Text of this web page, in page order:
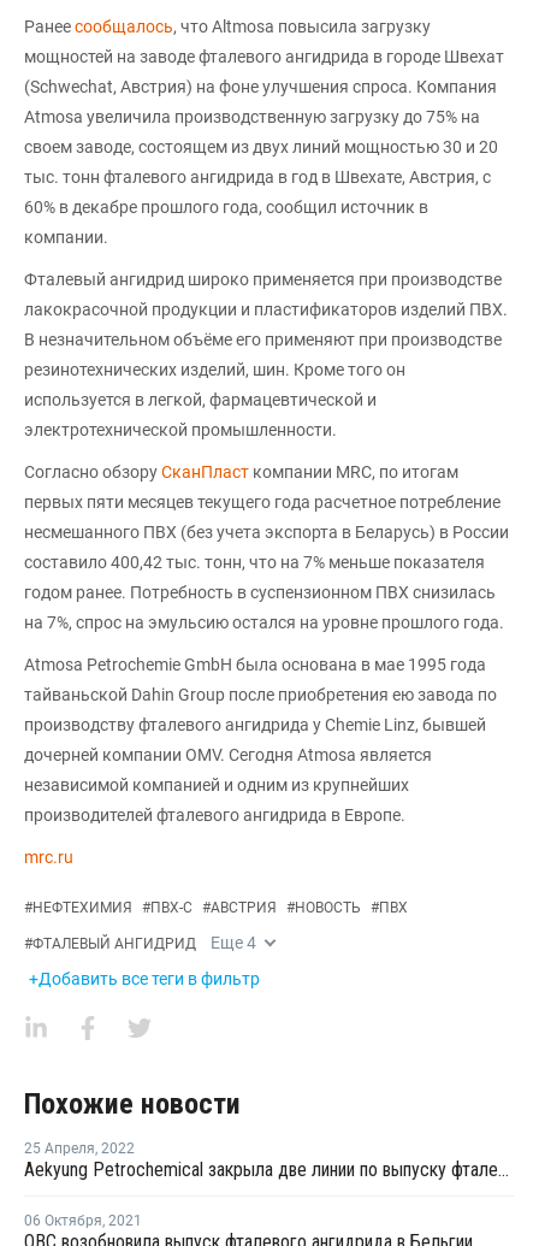
Ранеесообщалось, что Altmosa повысила загрузку
мощностей на заводе фталевого ангидрида в городе Швехат
(Schwechat, Австрия) на фоне улучшения спроса. Компания
Atmosa увеличила производственную загрузку до 75% на
своем заводе, состоящем из двух линий мощностью 30 и 20
тыс. тонн фталевого ангидрида в год в Швехате, Австрия, с
60% в декабре прошлого года, сообщил источник в
компании.
Фталевый ангидрид широко применяется при производстве
лакокрасочной продукции и пластификаторов изделий ПВХ.
В незначительном объёме его применяют при производстве
резинотехнических изделий, шин. Кроме того он
используется в легкой, фармацевтической и
электротехнической промышленности.
Согласно обзоруСканПласт компании MRC, по итогам
первых пяти месяцев текущего года расчетное потребление
несмешанного ПВХ (без учета экспорта в Беларусь) в России
составило 400,42 тыс. тонн, что на 7% меньше показателя
годом ранее. Потребность в суспензионном ПВХ снизилась
на 7%, спрос на эмульсию остался на уровне прошлого года.
Atmosa Petrochemie GmbH была основана в мае 1995 года
тайваньской Dahin Group после приобретения ею завода по
производству фталевого ангидрида у Chemie Linz, бывшей
дочерней компании OMV. Сегодня Atmosa является
независимой компанией и одним из крупнейших
производителей фталевого ангидрида в Европе.
mrc.ru
#НЕФТЕХИМИЯ #ПВХ-С #АВСТРИЯ #НОВОСТЬ #ПВХ
#ФТАЛЕВЫЙ АНГИДРИД Еще4
+Добавить все теги в фильтр
Похожие новости
25 Апреля, 2022
Aekyung Petrochemical закрыла две линии по выпуску фталевого ангидрида на ремонт
06 Октября, 2021
OBC возобновила выпуск фталевого ангидрида в Бельгии